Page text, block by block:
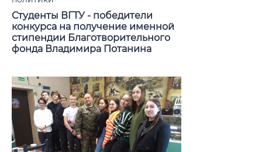
Студенты ВГТУ - победители
конкурса на получение именной
стипендии Благотворительного
фонда Владимира Потанина